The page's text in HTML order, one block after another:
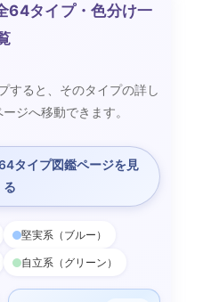
タイプ・色分け一
すると、そのタイプの詳し
ジへ移動できます。
タイプ図鑑ページを見
る
堅実系（ブルー）
自立系（グリーン）